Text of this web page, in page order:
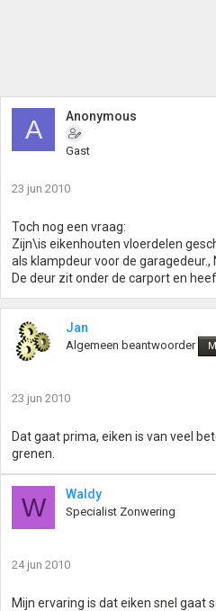
A Anonymous
Gast
23 jun 2010
Toch nog een vraag:
Zijn\is eikenhouten vloerdelen
als klampdeur voor de garagedeur.,
De deur zit onder de carport en
Jan
Algemeen beantwoorder
23 jun 2010
Dat gaat prima, eiken is van veel
grenen.
W Waldy
Specialist Zonwering
24 jun 2010
Mijn ervaring is dat eiken snel gaat